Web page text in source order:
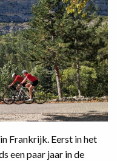
Frankrijk. Eerst in het
een paar jaar in de